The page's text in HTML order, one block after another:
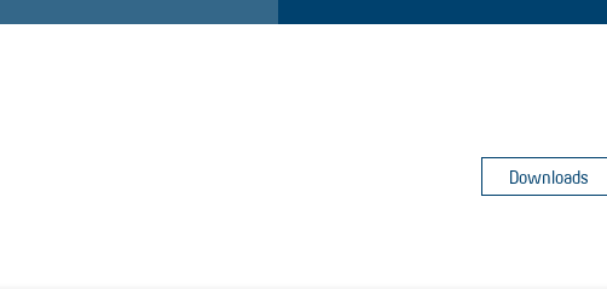
Downloads